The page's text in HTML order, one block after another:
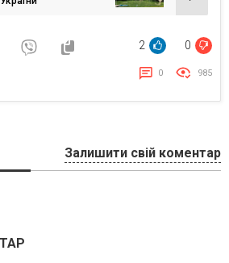
2 0
0 985
Залишити свій коментар